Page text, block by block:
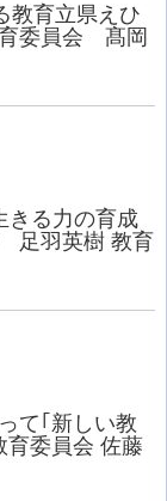
教育立県えひ
委員会 髙岡
きる力の育成
足羽英樹 教育
て｢新しい教
育委員会 佐藤